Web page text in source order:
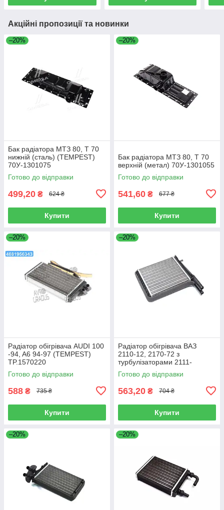
Акційні пропозиції та новинки
–20%
Бак радіатора МТЗ 80, Т 70
нижній (сталь) (TEMPEST)
70У-1301075
Готово до відправки
499,20 ₴ 624 ₴
Купити
–20%
Бак радіатора МТЗ 80, Т 70
верхній (метал) 70У-1301055
Готово до відправки
541,60 ₴ 677 ₴
Купити
–20%
Радіатор обігрівача AUDI 100
-94, A6 94-97 (TEMPEST)
TP.1570220
Готово до відправки
588 ₴ 735 ₴
Купити
–20%
Радіатор обігрівача ВАЗ
2110-12, 2170-72 з
турбулізаторами 2111-
8101060t
Готово до відправки
563,20 ₴ 704 ₴
Купити
–20% –20%